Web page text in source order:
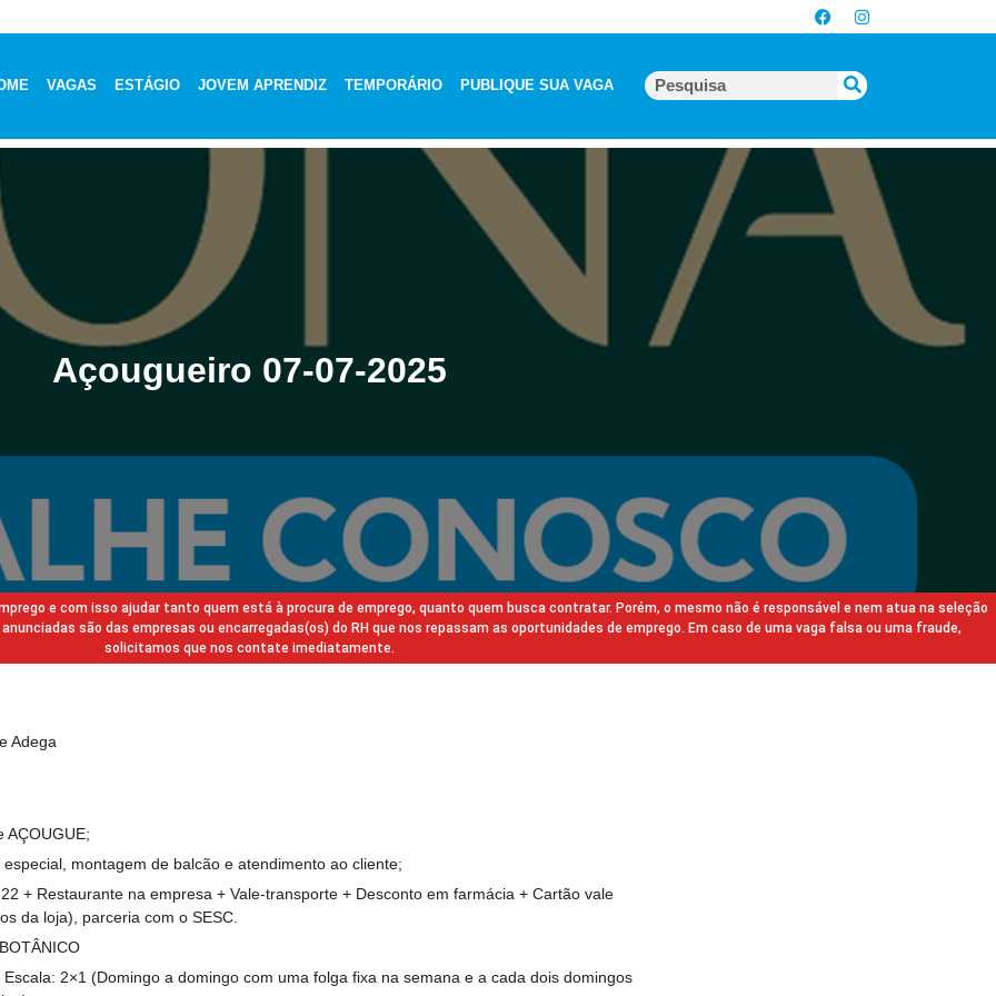
VAGAS ESTÁGIO JOVEM APRENDIZ TEMPORÁRIO PUBLIQUE SUA VAGA
Açougueiro 07-07-2025
e com isso ajudar tanto quem está à procura de emprego, quanto quem busca contratar. Porém, o mesmo não é responsável e nem atua na seleção
são das empresas ou encarregadas(os) do RH que nos repassam as oportunidades de emprego. Em caso de uma vaga falsa ou uma fraude,
solicitamos que nos contate imediatamente.
Adega
AÇOUGUE;
montagem de balcão e atendimento ao cliente;
+ Restaurante na empresa + Vale-transporte + Desconto em farmácia + Cartão vale
da loja), parceria com o SESC.
2×1 (Domingo a domingo com uma folga fixa na semana e a cada dois domingos